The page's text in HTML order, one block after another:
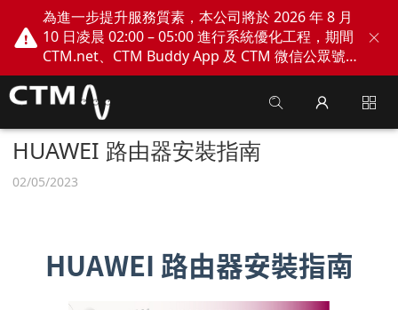
為進一步提升服務質素，本公司將於 2026 年 8 月
10 日凌晨 02:00 – 05:00 進行系統優化工程，期間
CTM.net、CTM Buddy App 及 CTM 微信公眾號
網上服務將會暫停。不便之處，敬請見諒！
HUAWEI 路由器安裝指南
02/05/2023
HUAWEI 路由器安裝指南